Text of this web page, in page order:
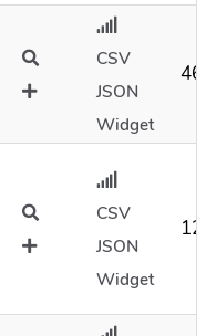
CSV
JSON
Widget
46
CSV
JSON
Widget